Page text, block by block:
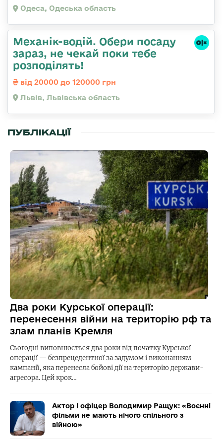
Одеса, Одеська область
Механік-водій. Обери посаду
зараз, не чекай поки тебе
розподілять!
від 20000 до 120000 грн
Львів, Львівська область
ПУБЛІКАЦІЇ
Два роки Курської операції:
перенесення війни на територію рф та
злам планів Кремля
Сьогодні виповнюється два роки від початку Курської
операції — безпрецедентної за задумом і виконанням
кампанії, яка перенесла бойові дії на територію держави-
агресора. Цей крок…
Актор і офіцер Володимир Ращук: «Воєнні
фільми не мають нічого спільного з
війною»